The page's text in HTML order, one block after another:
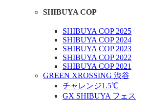
SHIBUYA COP
SHIBUYA COP 2025
SHIBUYA COP 2024
SHIBUYA COP 2023
SHIBUYA COP 2022
SHIBUYA COP 2021
GREEN XROSSING 渋谷
チャレンジ1.5℃
GX SHIBUYA フェス